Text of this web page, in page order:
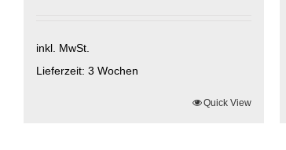
inkl. MwSt.
Lieferzeit: 3 Wochen
Quick View